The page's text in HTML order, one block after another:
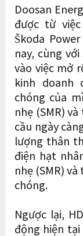
Doosan
được từ
Škoda
nay, cùng
vào việc mở
kinh doanh
chóng của
nhẹ (SMR)
cầu ngày
lượng thân
điện hạt
nhẹ (SMR)
chóng.
Ngược lại,
động hiện tại